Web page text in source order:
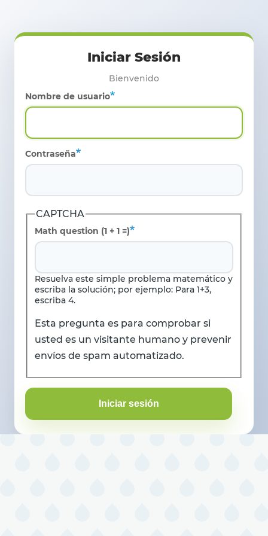
Nombre de usuario
Contraseña
CAPTCHA
Math question (1 + 1 =)
Resuelva este simple problema matemático y
escriba la solución; por ejemplo: Para 1+3,
escriba 4.
Esta pregunta es para comprobar si
usted es un visitante humano y prevenir
envíos de spam automatizado.